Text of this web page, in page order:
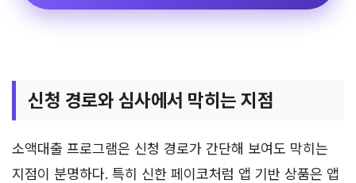
신청 경로와 심사에서 막히는 지점
소액대출 프로그램은 신청 경로가 간단해 보여도 막히는
지점이 분명하다. 특히 신한 페이코처럼 앱 기반 상품은 앱